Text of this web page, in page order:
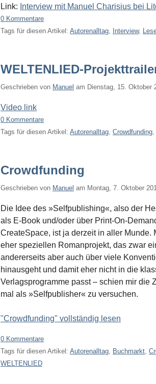
Link: Interview mit Manuel Charisius bei
0 Kommentare
Tags für diesen Artikel: Autorenalltag, Interview,
WELTENLIED-
Geschrieben von Manuel am Dienstag, 15. Oktober
Video link
0 Kommentare
Tags für diesen Artikel: Autorenalltag, Crowdfunding,
Crowdfunding
Geschrieben von Manuel am Montag, 7. Oktober
Die Idee des »Selfpublishing«, also der
als E-Book und/oder über Print-On-
CreateSpace, ist ja derzeit in aller Munde.
eher speziellen Romanprojekt, das zwar
andererseits aber auch über viele
hinausgeht und damit eher nicht in die
Verlagsprogramme passt – schien mir die
mal als »Selfpublisher« zu versuchen.
"Crowdfunding" vollständig lesen
0 Kommentare
Tags für diesen Artikel: Autorenalltag, Buchmarkt,
WELTENLIED